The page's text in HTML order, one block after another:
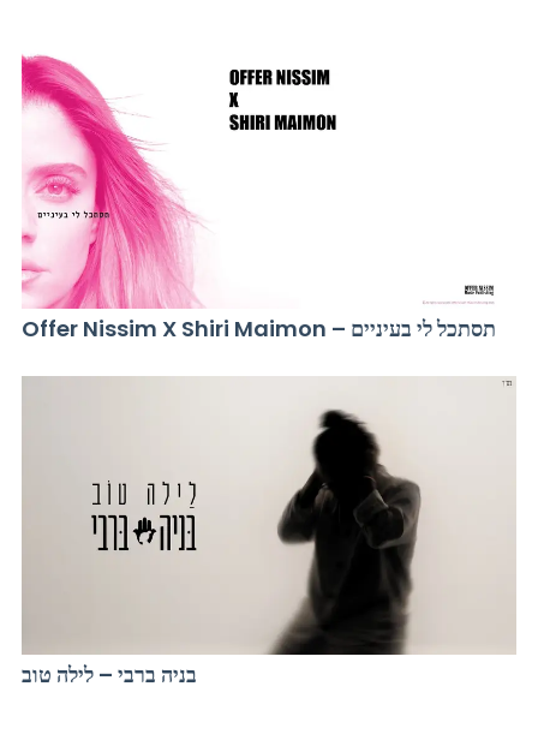
Offer Nissim X Shiri Maimon – תסתכל לי בעיניים
בניה ברבי – לילה טוב